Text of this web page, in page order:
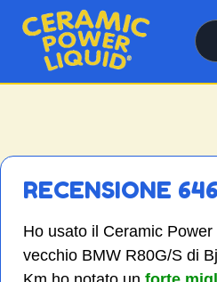
RECENSIONE 646
Ho usato il Ceramic
vecchio BMW R80G/S di